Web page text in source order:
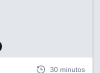
30 minutos